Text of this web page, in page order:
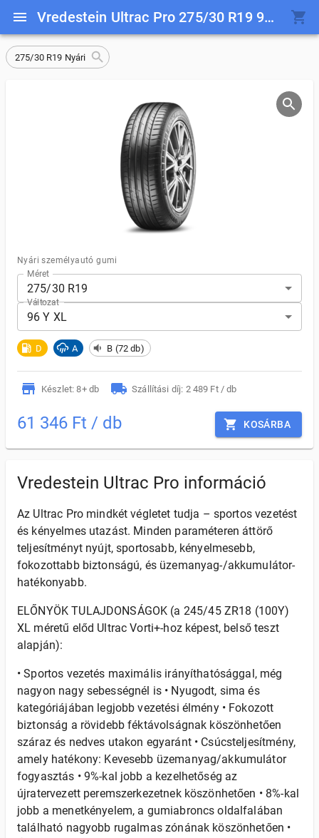
Vredestein Ultrac Pro 275/30 R19 96 Y XL
275/30 R19 Nyári
Nyári személyautó gumi
Méret
275/30 R19
Változat
96 Y XL
D A B (72 db)
Készlet: 8+ db Szállítási díj: 2 489 Ft / db
61 346 Ft / db KOSÁRBA
Vredestein Ultrac Pro információ
Az Ultrac Pro mindkét végletet tudja – sportos vezetést
és kényelmes utazást. Minden paraméteren áttörő
teljesítményt nyújt, sportosabb, kényelmesebb,
fokozottabb biztonságú, és üzemanyag-/akkumulátor-
hatékonyabb.
ELŐNYÖK TULAJDONSÁGOK (a 245/45 ZR18 (100Y)
XL méretű előd Ultrac Vorti+-hoz képest, belső teszt
alapján):
• Sportos vezetés maximális irányíthatósággal, még
nagyon nagy sebességnél is • Nyugodt, sima és
kategóriájában legjobb vezetési élmény • Fokozott
biztonság a rövidebb féktávolságnak köszönhetően
száraz és nedves utakon egyaránt • Csúcsteljesítmény,
amely hatékony: Kevesebb üzemanyag/akkumulátor
fogyasztás • 9%-kal jobb a kezelhetőség az
újratervezett peremszerkezetnek köszönhetően • 8%-kal
jobb a menetkényelem, a gumiabroncs oldalfalában
található nagyobb rugalmas zónának köszönhetően •